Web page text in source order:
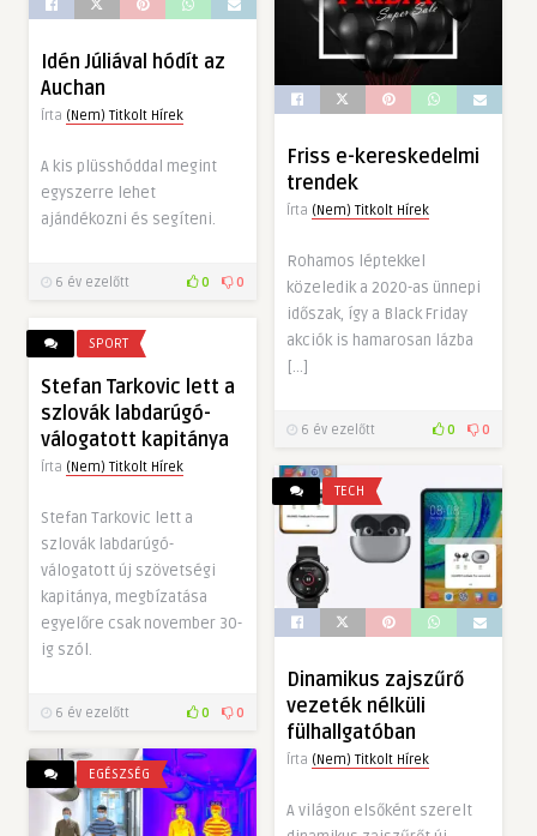
Idén Júliával hódít az
Auchan
Írta (Nem) Titkolt Hírek
A kis plüsshóddal megint
egyszerre lehet
ajándékozni és segíteni.
6 év ezelőtt 0 0
Friss e-kereskedelmi
trendek
Írta (Nem) Titkolt Hírek
Rohamos léptekkel
közeledik a 2020-as ünnepi
időszak, így a Black Friday
akciók is hamarosan lázba
[…]
6 év ezelőtt 0 0
SPORT
Stefan Tarkovic lett a
szlovák labdarúgó-
válogatott kapitánya
Írta (Nem) Titkolt Hírek
Stefan Tarkovic lett a
szlovák labdarúgó-
válogatott új szövetségi
kapitánya, megbízatása
egyelőre csak november 30-
ig szól.
6 év ezelőtt 0 0
TECH
Dinamikus zajszűrő
vezeték nélküli
fülhallgatóban
Írta (Nem) Titkolt Hírek
A világon elsőként szerelt
EGÉSZSÉG